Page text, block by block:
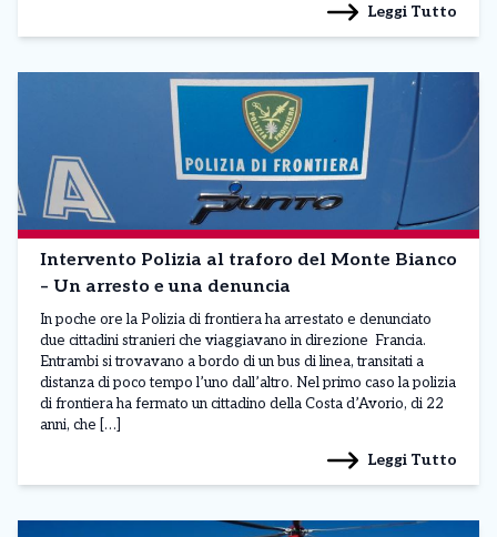
Leggi Tutto
Intervento Polizia al traforo del Monte Bianco
– Un arresto e una denuncia
In poche ore la Polizia di frontiera ha arrestato e denunciato
due cittadini stranieri che viaggiavano in direzione Francia.
Entrambi si trovavano a bordo di un bus di linea, transitati a
distanza di poco tempo l’uno dall’altro. Nel primo caso la polizia
di frontiera ha fermato un cittadino della Costa d’Avorio, di 22
anni, che […]
Leggi Tutto